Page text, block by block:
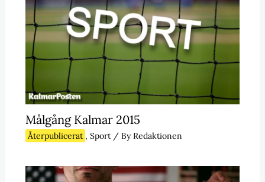
Målgång Kalmar 2015
Återpublicerat , Sport/ ByRedaktionen